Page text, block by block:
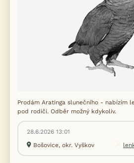
Prodám Aratinga slunečního - nabízím
pod rodiči. Odběr možný kdykoliv.
28.6.2026 13:01
Bošovice, okr. Vyškov